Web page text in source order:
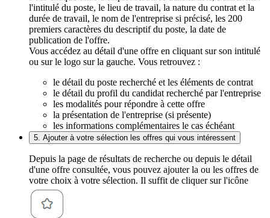
l'intitulé du poste, le lieu de travail, la nature du contrat et la
durée de travail, le nom de l'entreprise si précisé, les 200
premiers caractères du descriptif du poste, la date de
publication de l'offre.
Vous accédez au détail d'une offre en cliquant sur son intitulé
ou sur le logo sur la gauche. Vous retrouvez :
le détail du poste recherché et les éléments de contrat
le détail du profil du candidat recherché par l'entreprise
les modalités pour répondre à cette offre
la présentation de l'entreprise (si présente)
les informations complémentaires le cas échéant
5. Ajouter à votre sélection les offres qui vous intéressent
Depuis la page de résultats de recherche ou depuis le détail
d'une offre consultée, vous pouvez ajouter la ou les offres de
votre choix à votre sélection. Il suffit de cliquer sur l'icône